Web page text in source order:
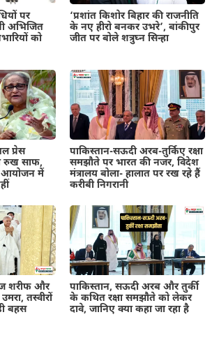
पर
अभिजित
को
‘प्रशांत किशोर बिहार की राजनीति
के नए हीरो बनकर उभरे’, बांकीपुर
जीत पर बोले शत्रुघ्न सिन्हा
प्रेस
रुख साफ,
आयोजन में
पाकिस्तान-सऊदी अरब-तुर्किए रक्षा
समझौते पर भारत की नजर, विदेश
मंत्रालय बोला- हालात पर रख रहे हैं
करीबी निगरानी
शरीफ और
तस्वीरों
बहस
पाकिस्तान, सऊदी अरब और तुर्की
के कथित रक्षा समझौते को लेकर
दावे, जानिए क्या कहा जा रहा है